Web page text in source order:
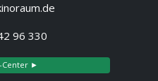
96 330
Center ►